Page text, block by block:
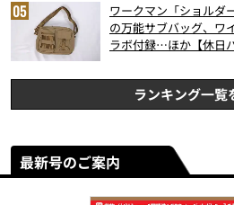
ワークマン「ショルダ
の万能サブバッグ、ワ
ラボ付録…ほか【休日
ランキング一覧
最新号のご案内